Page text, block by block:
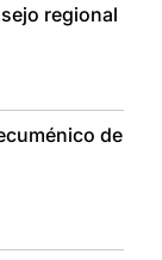
regional
de